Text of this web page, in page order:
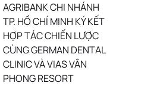
AGRIBANK CHI NHÁNH
TP. HỒ CHÍ MINH KÝ KẾT
HỢP TÁC CHIẾN LƯỢC
CÙNG GERMAN DENTAL
CLINIC VÀ VIAS VÂN
PHONG RESORT